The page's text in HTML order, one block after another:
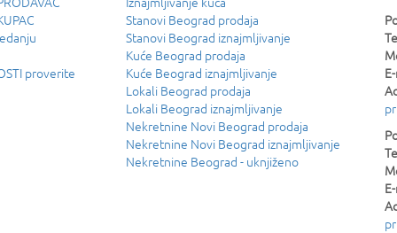
proverite
Stanovi Beograd prodaja
Stanovi Beograd iznajmljivanje
Kuće Beograd prodaja
Kuće Beograd iznajmljivanje
Lokali Beograd prodaja
Lokali Beograd iznajmljivanje
Nekretnine Novi Beograd prodaja
Nekretnine Novi Beograd iznajmljivanje
Nekretnine Beograd - uknjiženo